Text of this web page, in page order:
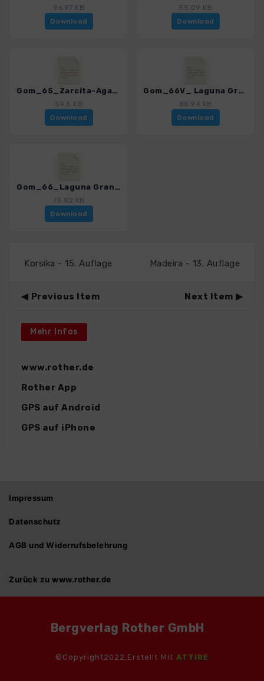
96.97 KB
Download
55.09 KB
Download
Gom_65_Zarcita-Agando-Laja-Bailadero-Zarcita_4007_15.gpx
59.5 KB
Download
Gom_66V_ Laguna Grande - Garajonay - Chipude - El Cercado - Laguna Grande_4007_15.gpx
88.94 KB
Download
Gom_66_Laguna Grande - Garajonay_4007_15.gpx
73.82 KB
Download
Korsika - 15. Auflage Madeira - 13. Auflage
Previous Item Next Item
Mehr Infos
www.rother.de
Rother App
GPS auf Android
GPS auf iPhone
Impressum
Datenschutz
AGB und Widerrufsbelehrung
Zurück zu www.rother.de
Bergverlag Rother GmbH
©Copyright2022.Erstellt Mit ATTIRE